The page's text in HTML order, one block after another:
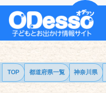
TOP 都道府県一覧 神奈川県